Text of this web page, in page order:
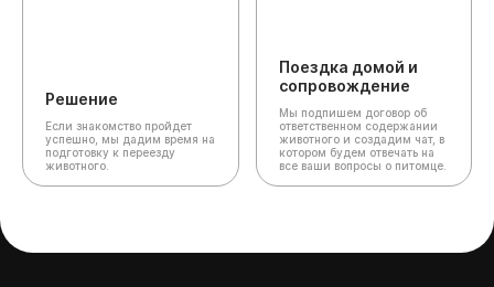
Решение
Если знакомство пройдет
успешно, мы дадим время на
подготовку к переезду
животного.
Поездка домой и
сопровождение
Мы подпишем договор об
ответственном содержании
животного и создадим чат, в
котором будем отвечать на
все ваши вопросы о питомце.